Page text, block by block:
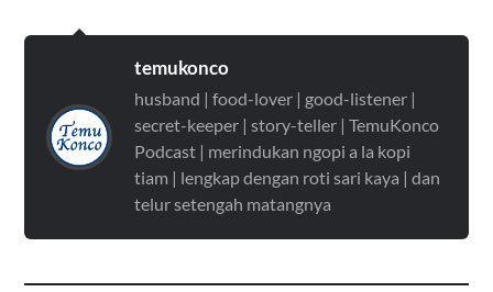
temukonco
husband | food-lover | good-listener |
secret-keeper | story-teller | TemuKonco
Podcast | merindukan ngopi a la kopi
tiam | lengkap dengan roti sari kaya | dan
telur setengah matangnya